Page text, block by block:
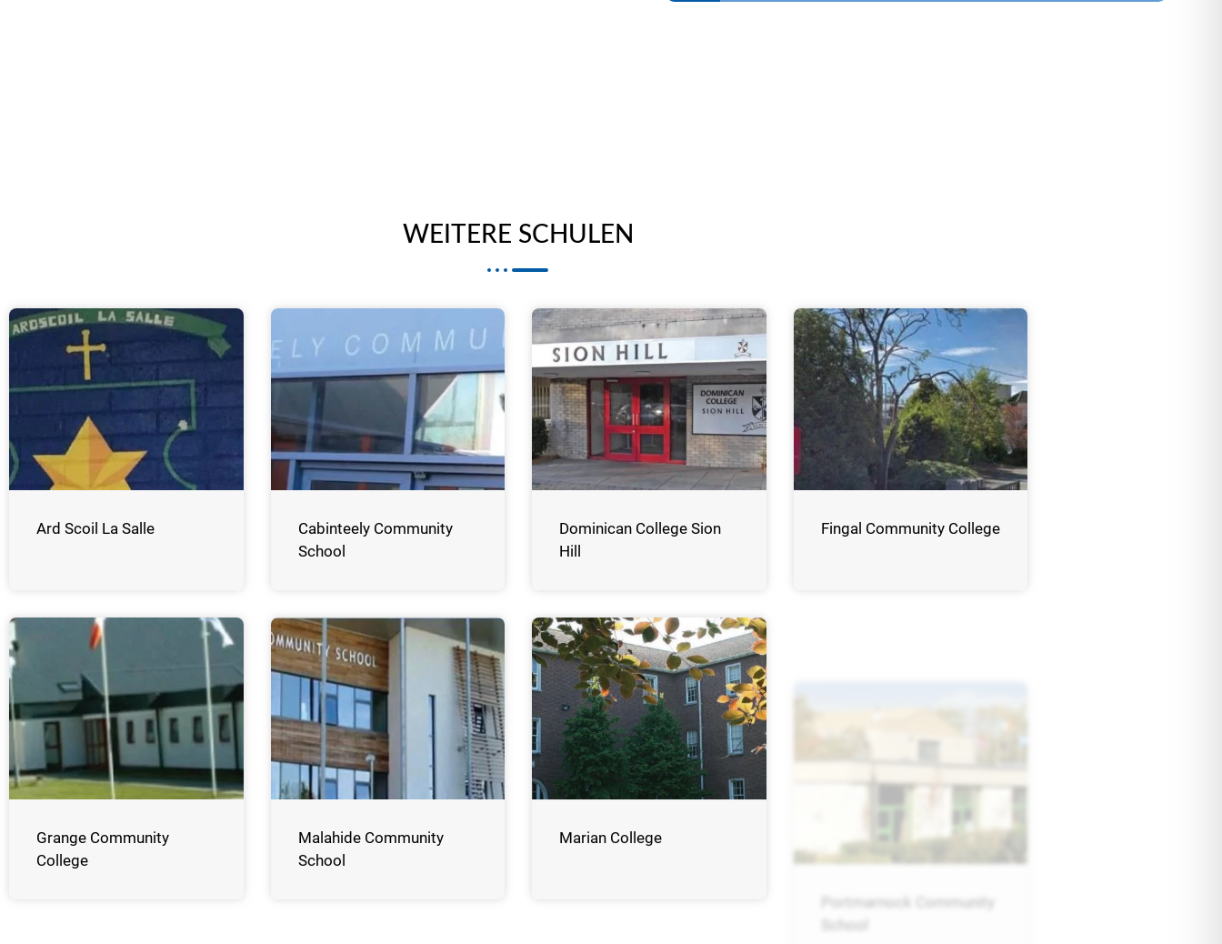
WEITERE SCHULEN
Ard Scoil La Salle
Cabinteely Community
School
Dominican College Sion
Hill
Fingal Community College
Grange Community
College
Malahide Community
School
Marian College
Portmarnock Community
School